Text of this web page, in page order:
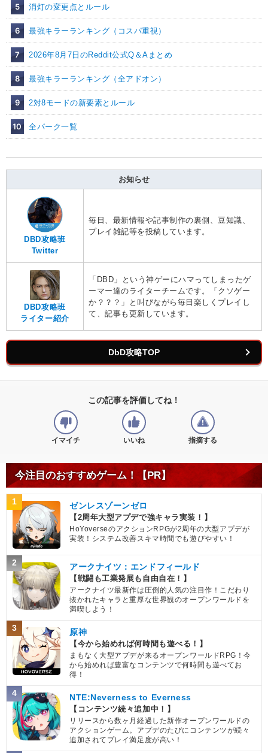
5 消灯の変更点とルール
6 最強キラーランキング（コスパ重視）
7 2026年8月7日のReddit公式Q＆Aまとめ
8 最強キラーランキング（全アドオン）
9 2対8モードの新要素とルール
10 全パーク一覧
お知らせ
DBD攻略班
Twitter
毎日、最新情報や記事制作の裏側、豆知識、
プレイ雑記等を投稿しています。
DBD攻略班
ライター紹介
「DBD」という神ゲーにハマってしまったゲ
ーマー達のライターチームです。「クソゲー
か？？？」と叫びながら毎日楽しくプレイし
て、記事も更新しています。
DbD攻略TOP
この記事を評価してね！
イマイチ いいね 指摘する
今注目のおすすめゲーム！【PR】
1 ゼンレスゾーンゼロ
【2周年大型アプデで強キャラ実装！】
HoYoverseのアクションRPGが2周年の大型アプデが
実装！システム改善スキマ時間でも遊びやすい！
2 アークナイツ：エンドフィールド
【戦闘も工業発展も自由自在！】
アークナイツ最新作は圧倒的人気の注目作！こだわり
抜かれたキャラと重厚な世界観のオープンワールドを
満喫しよう！
3 原神
【今から始めれば何時間も遊べる！】
まもなく大型アプデが来るオープンワールドRPG！今
から始めれば豊富なコンテンツで何時間も遊べてお
得！
4 NTE:Neverness to Everness
【コンテンツ続々追加中！】
リリースから数ヶ月経過した新作オープンワールドの
アクションゲーム。アプデのたびにコンテンツが続々
追加されてプレイ満足度が高い！